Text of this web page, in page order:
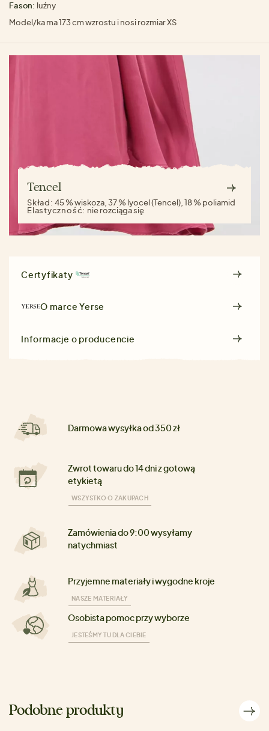
Fason: luźny
Model/ka ma 173 cm wzrostu i nosi rozmiar XS
Tencel
Skład:45 % wiskoza, 37 % lyocel (Tencel), 18 % poliamid
Elastyczność: nie rozciąga się
Certyfikaty
O marceYerse
Informacje o producencie
Darmowa wysyłka od 350 zł
Zwrot towaru do 14 dni z gotową
etykietą
WSZYSTKO O ZAKUPACH
Zamówienia do 9:00 wysyłamy
natychmiast
Przyjemne materiały i wygodne kroje
NASZE MATERIAŁY
Osobista pomoc przy wyborze
JESTEŚMY TU DLA CIEBIE
Podobne produkty